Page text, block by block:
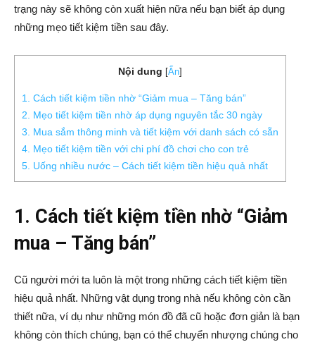
trạng này sẽ không còn xuất hiện nữa nếu bạn biết áp dụng
những mẹo tiết kiệm tiền sau đây.
Nội dung [Ẩn]
1. Cách tiết kiệm tiền nhờ “Giảm mua – Tăng bán”
2. Mẹo tiết kiệm tiền nhờ áp dụng nguyên tắc 30 ngày
3. Mua sắm thông minh và tiết kiệm với danh sách có sẵn
4. Mẹo tiết kiệm tiền với chi phí đồ chơi cho con trẻ
5. Uống nhiều nước – Cách tiết kiệm tiền hiệu quả nhất
1. Cách tiết kiệm tiền nhờ “Giảm
mua – Tăng bán”
Cũ người mới ta luôn là một trong những cách tiết kiệm tiền
hiệu quả nhất. Những vật dụng trong nhà nếu không còn cần
thiết nữa, ví dụ như những món đồ đã cũ hoặc đơn giản là bạn
không còn thích chúng, bạn có thể chuyển nhượng chúng cho